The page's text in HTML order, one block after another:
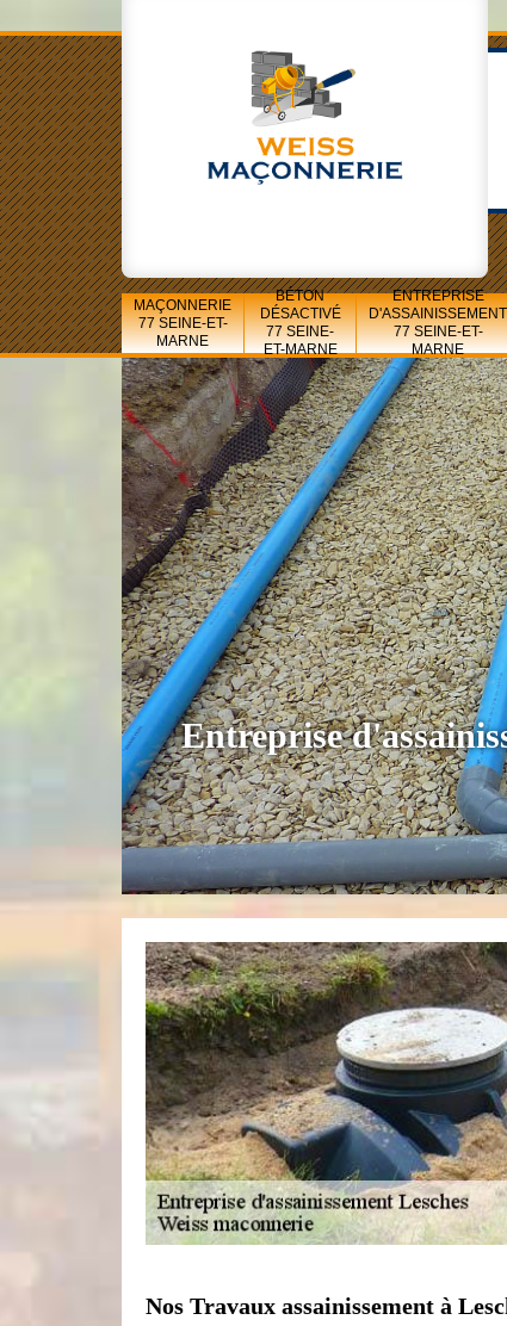
MAÇONNERIE
77 SEINE-ET-
MARNE
BÉTON
DÉSACTIVÉ
77 SEINE-
ET-MARNE
ENTREPRISE
D'ASSAINISSEMENT
77 SEINE-ET-
MARNE
Entreprise
Nos Travaux assainissement à